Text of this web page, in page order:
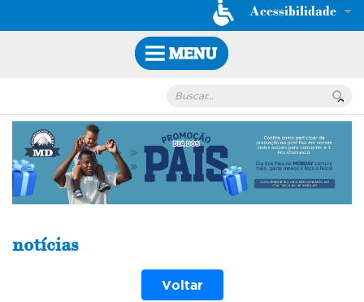
notícias
Voltar